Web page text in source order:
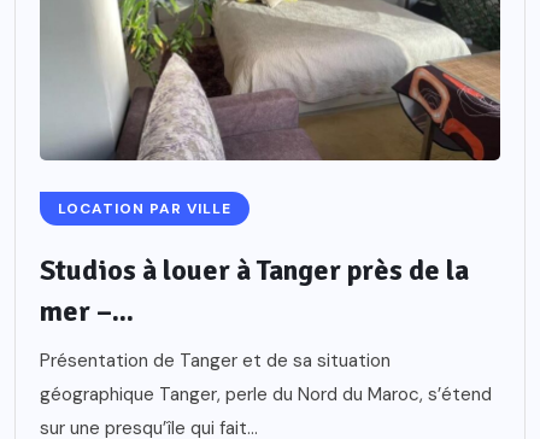
LOCATION PAR VILLE
Studios à louer à Tanger près de la
mer –...
Présentation de Tanger et de sa situation
géographique Tanger, perle du Nord du Maroc, s’étend
sur une presqu’île qui fait...